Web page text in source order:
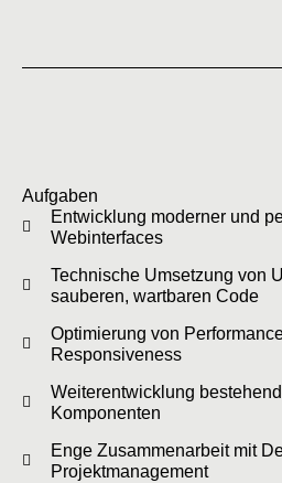
Aufgaben
Entwicklung moderner und
Webinterfaces
Technische Umsetzung von
sauberen, wartbaren Code
Optimierung von
Responsiveness
Weiterentwicklung
Komponenten
Enge Zusammenarbeit mit
Projektmanagement